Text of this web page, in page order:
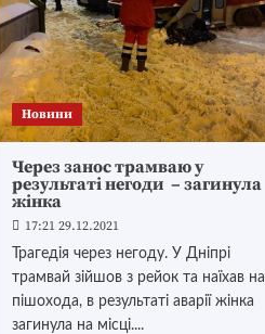
Новини
Через занос трамваю у
результаті негоди – загинула
жінка
17:21 29.12.2021
Трагедія через негоду. У Дніпрі
трамвай зійшов з рейок та наїхав на
пішохода, в результаті аварії жінка
загинула на місці....